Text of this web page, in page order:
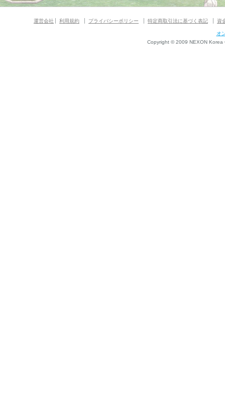
運営会社 利用規約 プライバシーポリシー 特定商取引法に基づく表記 資
オ
Copyright © 2009 NEXON Korea